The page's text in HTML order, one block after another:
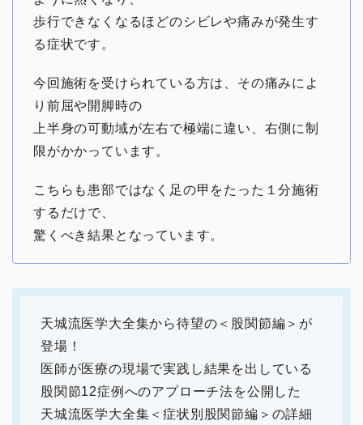
歩行できなくなるほどのシビレや痛みが発生す
る症状です。
今回施術を受けられている方は、その痛みによ
り前屈や開脚時の
上半身の可動域が左右で極端に違い、右側に制
限がかかっています。
こちらも患部ではなく足の甲をたった１分施術
するだけで、
驚くべき結果となっています。
天城流医学大全集から待望の＜股関節編＞が
登場！
医師が医療の現場で実践し結果を出している
股関節12症例へのアプローチ法を公開した
天城流医学大全集＜症状別股関節編＞の詳細